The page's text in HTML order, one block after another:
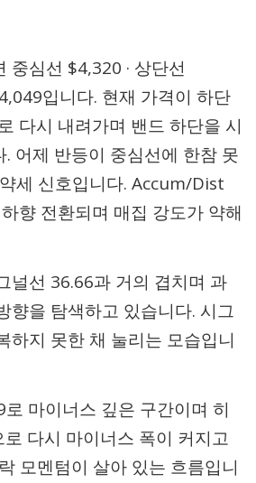
중심선 $4,320 · 상단선
입니다. 현재 가격이 하단
다시 내려가며 밴드 하단을 시
어제 반등이 중심선에 한참 못
세 신호입니다. Accum/Dist
향 전환되며 매집 강도가 약해
널선 36.66과 거의 겹치며 과
향을 탐색하고 있습니다. 시그
하지 못한 채 눌리는 모습입니
마이너스 깊은 구간이며 히
다시 마이너스 폭이 커지고
모멘텀이 살아 있는 흐름입니